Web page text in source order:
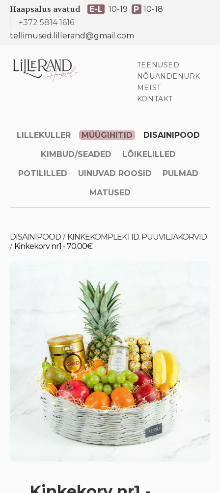
Haapsalus avatud E-L 10-19 P 10-18
+372 5814 1616
tellimused.lillerand@gmail.com
TEENUSED
NÕUANDENURK
MEIST
KONTAKT
LILLEKULLER MÜÜGIHITID DISAINIPOOD
KIMBUD/SEADED LÕIKELILLED
POTILILLED UINUVAD ROOSID PULMAD
MATUSED
DISAINIPOOD / KINKEKOMPLEKTID. PUUVILJAKORVID
/ Kinkekorv nr1 - 70.00€